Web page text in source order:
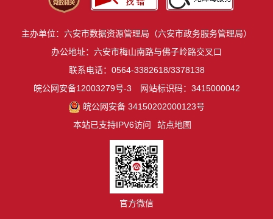
主办单位：六安市数据资源管理局（六安市政务服务管理局）
办公地址：六安市梅山南路与佛子岭路交叉口
联系电话：0564-3382618/3378138
皖公网安备12003279号-3
网站标识码：3415000042
皖公网安备 34150202000123号
本站已支持IPV6访问
站点地图
官方微信